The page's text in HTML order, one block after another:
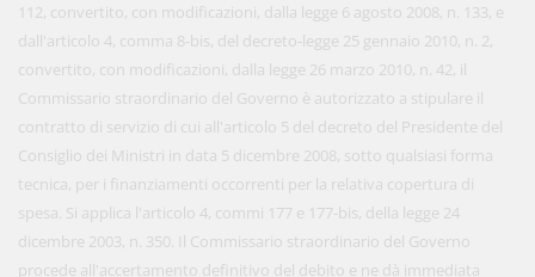
112, convertito, con modificazioni, dalla legge 6 agosto 2008, n. 133, e
dall'articolo 4, comma 8-bis, del decreto-legge 25 gennaio 2010, n. 2,
convertito, con modificazioni, dalla legge 26 marzo 2010, n. 42, il
Commissario straordinario del Governo è autorizzato a stipulare il
contratto di servizio di cui all'articolo 5 del decreto del Presidente del
Consiglio dei Ministri in data 5 dicembre 2008, sotto qualsiasi forma
tecnica, per i finanziamenti occorrenti per la relativa copertura di
spesa. Si applica l'articolo 4, commi 177 e 177-bis, della legge 24
dicembre 2003, n. 350. Il Commissario straordinario del Governo
procede all'accertamento definitivo del debito e ne dà immediata